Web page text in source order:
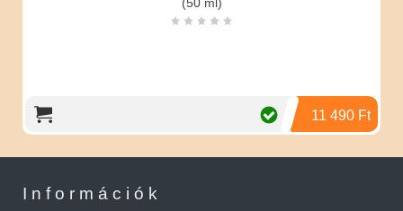
11 490 Ft
Információk